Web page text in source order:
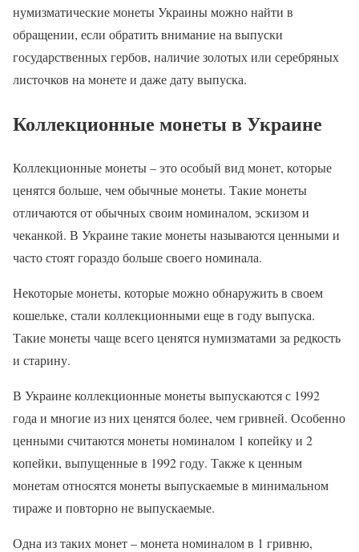
нумизматические монеты Украины можно найти в
обращении, если обратить внимание на выпуски
государственных гербов, наличие золотых или серебряных
листочков на монете и даже дату выпуска.
Коллекционные монеты в Украине
Коллекционные монеты – это особый вид монет, которые
ценятся больше, чем обычные монеты. Такие монеты
отличаются от обычных своим номиналом, эскизом и
чеканкой. В Украине такие монеты называются ценными и
часто стоят гораздо больше своего номинала.
Некоторые монеты, которые можно обнаружить в своем
кошельке, стали коллекционными еще в году выпуска.
Такие монеты чаще всего ценятся нумизматами за редкость
и старину.
В Украине коллекционные монеты выпускаются с 1992
года и многие из них ценятся более, чем гривней. Особенно
ценными считаются монеты номиналом 1 копейку и 2
копейки, выпущенные в 1992 году. Также к ценным
монетам относятся монеты выпускаемые в минимальном
тираже и повторно не выпускаемые.
Одна из таких монет – монета номиналом в 1 гривню,